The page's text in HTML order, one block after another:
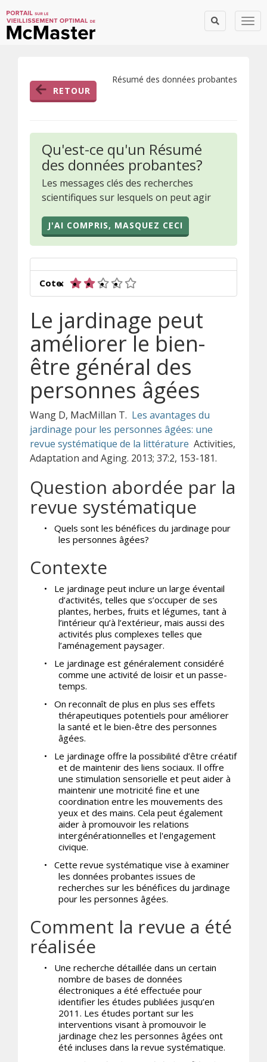
RETOUR
Résumé des données probantes
Qu'est-ce qu'un Résumé
des données probantes?
Les messages clés des recherches
scientifiques sur lesquels on peut agir
J'AI COMPRIS, MASQUEZ CECI
Cote:
Le jardinage peut
améliorer le bien-
être général des
personnes âgées
Wang D, MacMillan T. Les avantages du
jardinage pour les personnes âgées: une
revue systématique de la littérature Activities,
Adaptation and Aging. 2013; 37:2, 153-181.
Question abordée par la
revue systématique
•
Quels sont les bénéfices du jardinage pour
les personnes âgées?
Contexte
•
Le jardinage peut inclure un large éventail
d’activités, telles que s’occuper de ses
plantes, herbes, fruits et légumes, tant à
l’intérieur qu’à l’extérieur, mais aussi des
activités plus complexes telles que
l’aménagement paysager.
•
Le jardinage est généralement considéré
comme une activité de loisir et un passe-
temps.
•
On reconnaît de plus en plus ses effets
thérapeutiques potentiels pour améliorer
la santé et le bien-être des personnes
âgées.
•
Le jardinage offre la possibilité d’être créatif
et de maintenir des liens sociaux. Il offre
une stimulation sensorielle et peut aider à
maintenir une motricité fine et une
coordination entre les mouvements des
yeux et des mains. Cela peut également
aider à promouvoir les relations
intergénérationnelles et l'engagement
civique.
•
Cette revue systématique vise à examiner
les données probantes issues de
recherches sur les bénéfices du jardinage
pour les personnes âgées.
Comment la revue a été
réalisée
•
Une recherche détaillée dans un certain
nombre de bases de données
électroniques a été effectuée pour
identifier les études publiées jusqu’en
2011. Les études portant sur les
interventions visant à promouvoir le
jardinage chez les personnes âgées ont
été incluses dans la revue systématique.